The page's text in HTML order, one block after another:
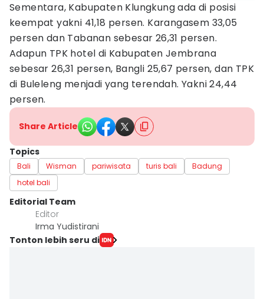
Sementara, Kabupaten Klungkung ada di posisi
keempat yakni 41,18 persen. Karangasem 33,05
persen dan Tabanan sebesar 26,31 persen.
Adapun TPK hotel di Kabupaten Jembrana
sebesar 26,31 persen, Bangli 25,67 persen, dan TPK
di Buleleng menjadi yang terendah. Yakni 24,44
persen.
Share Article
Topics
Bali Wisman pariwisata turis bali
Badung
hotel bali
Editorial Team
Editor
Irma Yudistirani
Tonton lebih seru di